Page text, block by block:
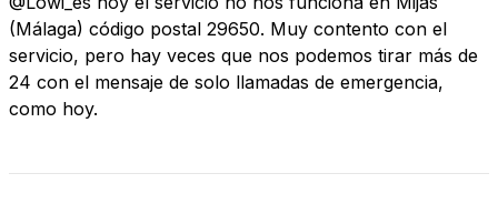
(Málaga) código postal 29650. Muy contento con el
servicio, pero hay veces que nos podemos tirar más de
24 con el mensaje de solo llamadas de emergencia,
como hoy.